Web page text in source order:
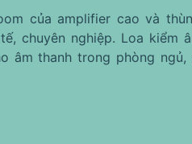
của amplifier cao và
chuyên nghiệp. Loa kiểm
âm thanh trong phòng ngủ,